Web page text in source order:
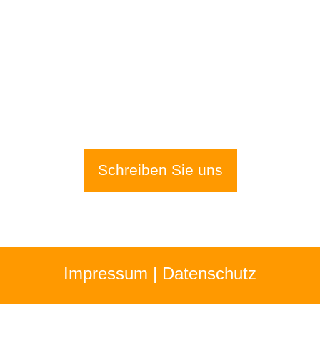
Schreiben Sie uns
Impressum | Datenschutz